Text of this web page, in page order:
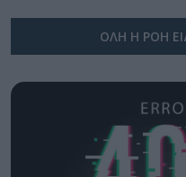
ΟΛΗ Η ΡΟΗ